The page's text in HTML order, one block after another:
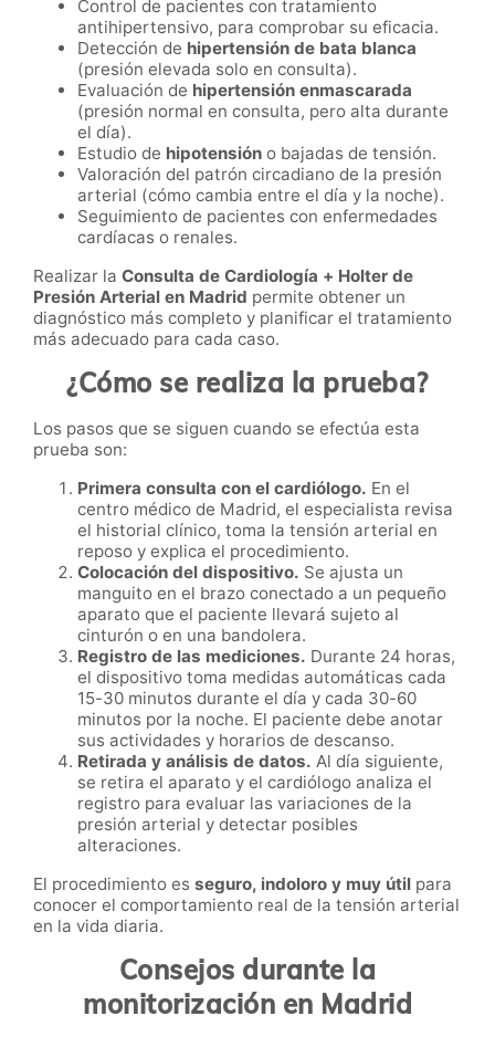
Control de pacientes con tratamiento
antihipertensivo, para comprobar su eficacia.
Detección de hipertensión de bata blanca
(presión elevada solo en consulta).
Evaluación de hipertensión enmascarada
(presión normal en consulta, pero alta durante
el día).
Estudio de hipotensión o bajadas de tensión.
Valoración del patrón circadiano de la presión
arterial (cómo cambia entre el día y la noche).
Seguimiento de pacientes con enfermedades
cardíacas o renales.
Realizar la Consulta de Cardiología + Holter de
Presión Arterial en Madrid permite obtener un
diagnóstico más completo y planificar el tratamiento
más adecuado para cada caso.
¿Cómo se realiza la prueba?
Los pasos que se siguen cuando se efectúa esta
prueba son:
Primera consulta con el cardiólogo. En el
centro médico de Madrid, el especialista revisa
el historial clínico, toma la tensión arterial en
reposo y explica el procedimiento.
Colocación del dispositivo. Se ajusta un
manguito en el brazo conectado a un pequeño
aparato que el paciente llevará sujeto al
cinturón o en una bandolera.
Registro de las mediciones. Durante 24 horas,
el dispositivo toma medidas automáticas cada
15-30 minutos durante el día y cada 30-60
minutos por la noche. El paciente debe anotar
sus actividades y horarios de descanso.
Retirada y análisis de datos. Al día siguiente,
se retira el aparato y el cardiólogo analiza el
registro para evaluar las variaciones de la
presión arterial y detectar posibles
alteraciones.
El procedimiento es seguro, indoloro y muy útil para
conocer el comportamiento real de la tensión arterial
en la vida diaria.
Consejos durante la
monitorización en Madrid